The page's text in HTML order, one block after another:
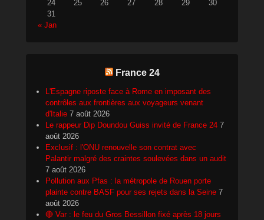
24
25 26 27 28 29
30
31
« Jan
France 24
L'Espagne riposte face à Rome en imposant des
contrôles aux frontières aux voyageurs venant
d'Italie 7 août 2026
Le rappeur Dip Doundou Guiss invité de France 24 7
août 2026
Exclusif : l'ONU renouvelle son contrat avec
Palantir malgré des craintes soulevées dans un audit
7 août 2026
Pollution aux Pfas : la métropole de Rouen porte
plainte contre BASF pour ses rejets dans la Seine 7
août 2026
🔴 Var : le feu du Gros Bessillon fixé après 18 jours